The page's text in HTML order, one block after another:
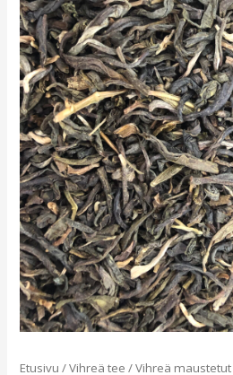
Etusivu /Vihreä tee /Vihreä maustetut